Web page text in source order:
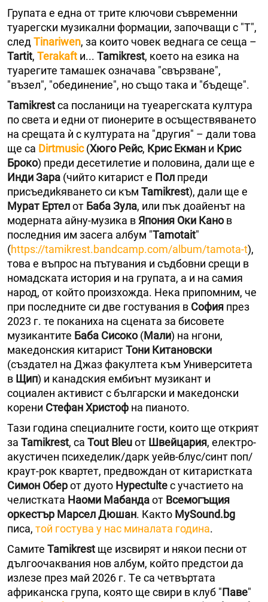
Групата е една от трите ключови съвременни
туарегски музикални формации, започващи с "Т",
следTinariwen, за които човек веднага се сеща –
Tartit, Terakaft и... Tamikrest, което на езика на
туарегите тамашек означава "свързване",
"възел", "обединение", но също така и "бъдеще".
Tamikrestса посланици на туеарегската култура
по света и едни от пионерите в осъществяването
на срещата ѝ с културата на "другия" – дали това
ще са Dirtmusic(Хюго Рейс, Крис Екман и Крис
Броко) преди десетилетие и половина, дали ще е
Инди Зара (чийто китарист е Пол преди
присъедиkяването си към Tamikrest), дали ще е
Мурат Ертелот Баба Зула, или пък доайенът на
модерната айну-музика вЯпония Оки Канов
последния им засега албум "Tamotait"
(https://tamikrest.bandcamp.com/album/tamota-t),
това е въпрос на пътувания и съдбовни срещи в
номадската история и на групата, а и на самия
народ, от който произхожда. Нека припомним, че
при последните си две гостувания в София през
2023 г. те поканиха на сцената за бисовете
музикантите Баба Сисоко(Мали) на нгони,
македонския китаристТони Китановски
(създател на Джаз факултета към Университета
в Щип) и канадския ембиънт музикант и
социален активист с български и македонски
корени Стефан Христоф на пианото.
Тази година специалните гости, които ще открият
за Tamikrest, са Tout Bleuот Швейцария, електро-
акустичен психеделик/дарк уейв-блус/синт поп/
краут-рок квартет, предвождан от китаристката
Симон Оберот дуото Hypectulteс участието на
челистката Наоми Мабандаот Всемогъщия
оркестър Марсел Дюшан. Както MySound.bg
писа, той гостува у нас миналата година.
Самите Tamikrest ще изсвирят и някои песни от
дългоочаквания нов албум, който предстои да
излезе през май 2026 г. Tе са четвъртата
африканска група, която ще свири в клуб "Паве"